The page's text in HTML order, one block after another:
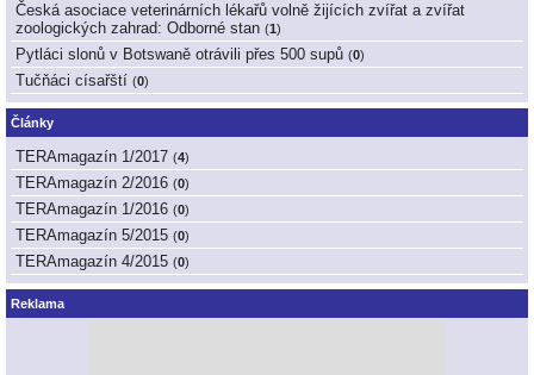
Česká asociace veterinárních lékařů volně žijících zvířat a zvířat
zoologických zahrad: Odborné stan (1 )
Pytláci slonů v Botswaně otrávili přes 500 supů (0)
Tučňáci císařští (0)
Články
TERAmagazín 1/2017 (4)
TERAmagazín 2/2016 (0)
TERAmagazín 1/2016 (0)
TERAmagazín 5/2015 (0)
TERAmagazín 4/2015 (0)
Reklama